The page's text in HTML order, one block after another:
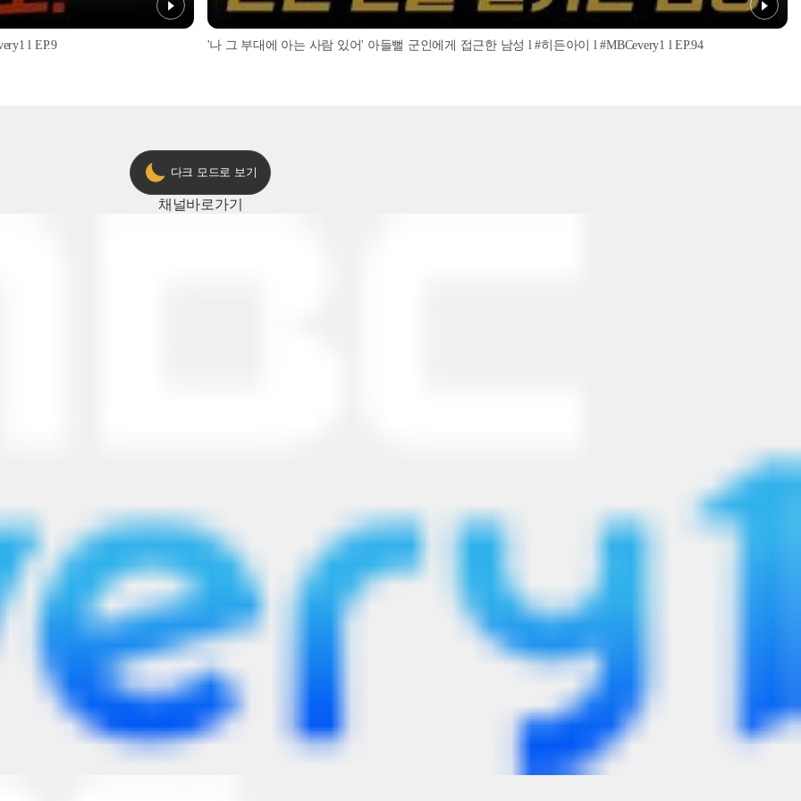
l EP.9 '나 그 부대에 아는 사람 있어' 아들뻘 군인에게 접근한 남성 l #히든아이 l #MBCevery1 l EP.94
다크 모드로 보기
채널바로가기